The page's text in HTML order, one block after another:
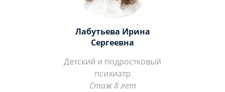
Лабутьева Ирина
Сергеевна
Детский и подростковый
психиатр
Стаж 8 лет